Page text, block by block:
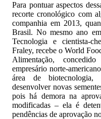
Para pontuar aspectos
recorte cronológico com
companhia em 2013,
Brasil. No mesmo ano
Tecnologia e cientista-
Fraley, recebe o World
Alimentação,
empresário norte-
área de
desenvolver novas
pois há demora na
modificadas – ela é
pendências de aprovação